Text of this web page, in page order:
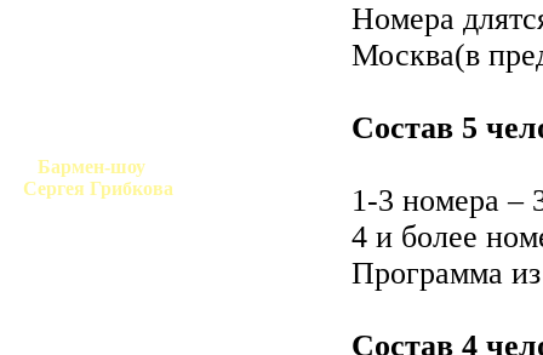
Бармен-шоу
Сергея Грибкова
Номера
Москва(в
Состав 5
1-3 номера –
4 и более
Программа
Состав 4